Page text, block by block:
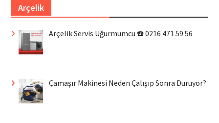
Arçelik
Arçelik Servis Uğurmumcu ☎️ 0216 471 59 56
Çamaşır Makinesi Neden Çalışıp Sonra Duruyor?